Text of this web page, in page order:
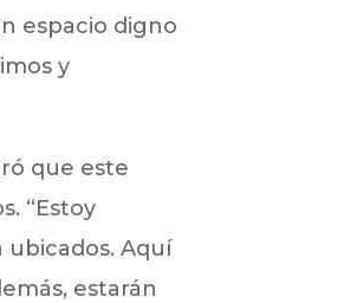
espacio digno
y
que este
“Estoy
Aquí
estarán